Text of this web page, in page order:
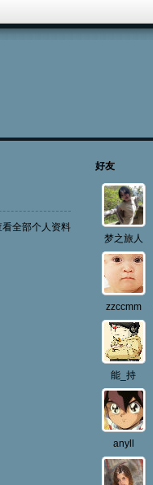
看全部个人资料
好友
梦之旅人
zzccmm
能_持
anyll